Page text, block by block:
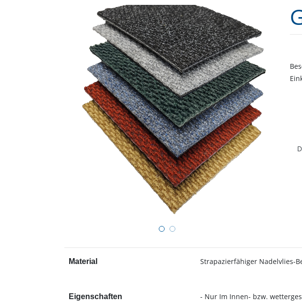
Material Strapazierfähiger Nadelvlies-
Eigenschaften
- Nur Im Innen- bzw.